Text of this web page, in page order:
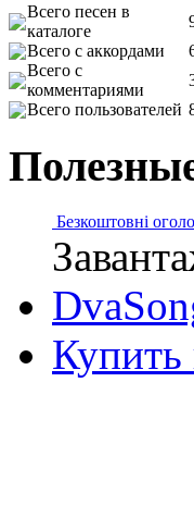
Всего песен в
каталоге
Всего с аккордами
Всего с
комментариями
Всего пользователей
Безкоштовні
Купить